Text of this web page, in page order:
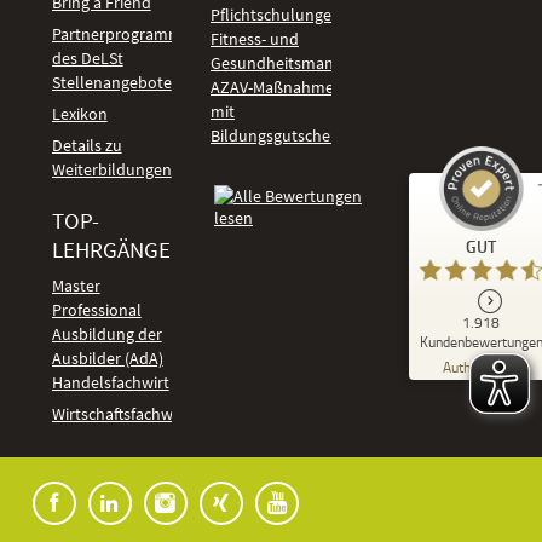
Partnerprogramm
des DeLSt
Stellenangebote
Lexikon
Details zu
Weiterbildungen
TOP-
LEHRGÄNGE
Master
Professional
Ausbildung der
Ausbilder (AdA)
Handelsfachwirt
Wirtschaftsfachwirt
Pflichtschulungen
Fitness- und
Gesundheitsmanagement
AZAV-Maßnahmen
mit
Bildungsgutschein
GUT
1.918
Kundenbewertungen
Authentizität
Kundenbewertungen und Erfahrungen zu
DeLSt - Deutsches eLearning Studieninstitut
92
%
Empfehlungen auf
ProvenExpert.com
anderen Quellen